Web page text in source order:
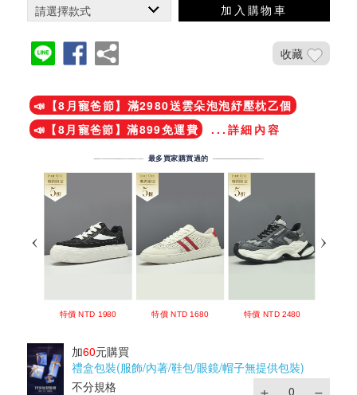
加入購物車
收藏
📣【8月寵爸節】滿2980送雲朵泡泡紓壓枕乙個
📣【8月寵爸節】滿899免運費
...詳細內容
加60元購買
禮盒包裝(服飾/內著/鞋包/眼鏡/帽子無提供包裝)
不分規格